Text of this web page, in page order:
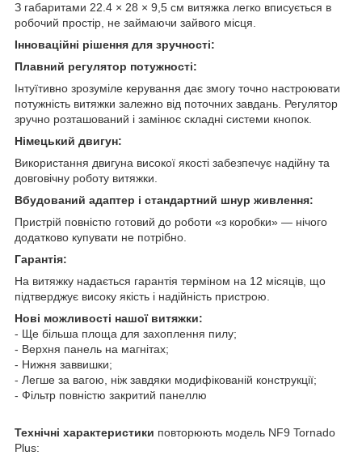
З габаритами 22.4 × 28 × 9,5 см витяжка легко вписується в
робочий простір, не займаючи зайвого місця.
Інноваційні рішення для зручності:
Плавний регулятор потужності:
Інтуїтивно зрозуміле керування дає змогу точно настроювати
потужність витяжки залежно від поточних завдань. Регулятор
зручно розташований і замінює складні системи кнопок.
Німецький двигун:
Використання двигуна високої якості забезпечує надійну та
довговічну роботу витяжки.
Вбудований адаптер і стандартний шнур живлення:
Пристрій повністю готовий до роботи «з коробки» — нічого
додатково купувати не потрібно.
Гарантія:
На витяжку надається гарантія терміном на 12 місяців, що
підтверджує високу якість і надійність пристрою.
Нові можливості нашої витяжки:
- Ще більша площа для захоплення пилу;
- Верхня панель на магнітах;
- Нижня заввишки;
- Легше за вагою, ніж завдяки модифікованій конструкції;
- Фільтр повністю закритий панеллю
Технічні характеристики повторюють модель NF9 Tornado
Plus: